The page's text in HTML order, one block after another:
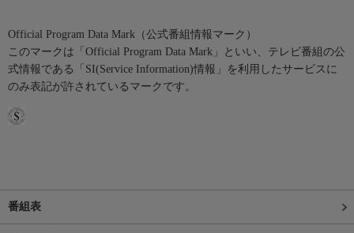
Official Program Data Mark（公式番組情報マーク）
このマークは「Official Program Data Mark」といい、テレビ番組の公
式情報である「SI(Service Information)情報」を利用したサービスに
のみ表記が許されているマークです。
番組表